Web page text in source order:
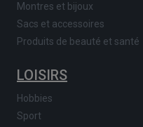
Montres et bijoux
Sacs et accessoires
Produits de beauté et santé
LOISIRS
Hobbies
Sport